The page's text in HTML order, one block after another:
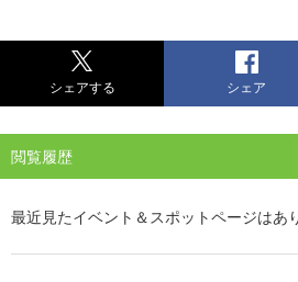
シェアする シェア
閲覧履歴
最近見たイベント＆スポットページはあ